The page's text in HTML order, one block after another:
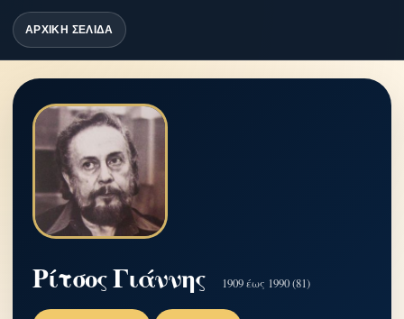
ΑΡΧΙΚΗ ΣΕΛΙΔΑ
Ρίτσος Γιάννης 1909 έως 1990 (81)